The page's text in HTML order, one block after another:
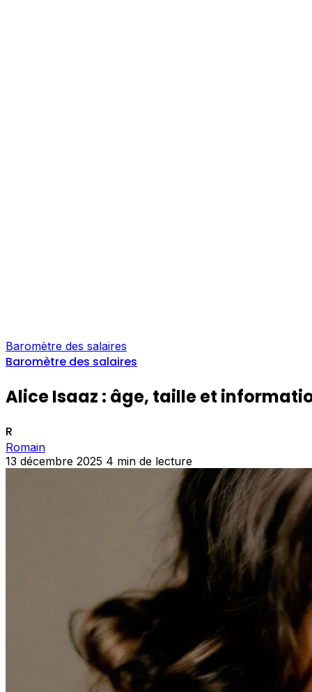
Baromètre des salaires
Baromètre des salaires
Alice Isaaz : âge, taille et
R
Romain
13 décembre 2025 4 min de lecture